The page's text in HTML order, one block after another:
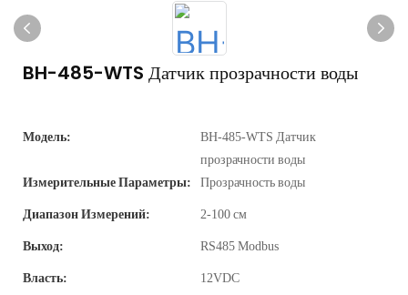
BH-485-WTS Датчик прозрачности воды
Модель:
BH-485-WTS Датчик
прозрачности воды
Измерительные Параметры:
Прозрачность воды
Диапазон Измерений: 2-100 см
Выход: RS485 Modbus
Власть: 12VDC